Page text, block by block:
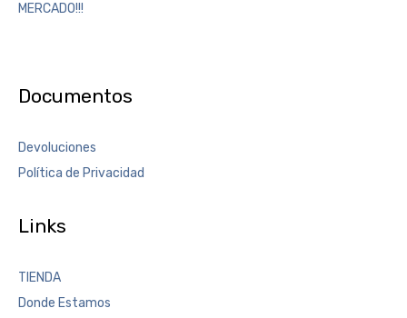
MERCADO!!!
Documentos
Devoluciones
Política de Privacidad
Links
TIENDA
Donde Estamos